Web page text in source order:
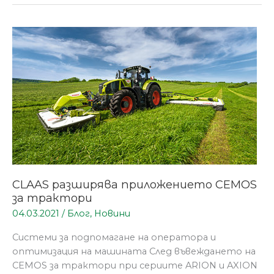
CLAAS разширява приложението CEMOS
за трактори
04.03.2021 / Блог, Новини
Системи за подпомагане на оператора и
оптимизация на машината След въвеждането на
CEMOS за трактори при сериите ARION и AXION
CLAAS
разширява
приложението
CEMOS
за
трактори